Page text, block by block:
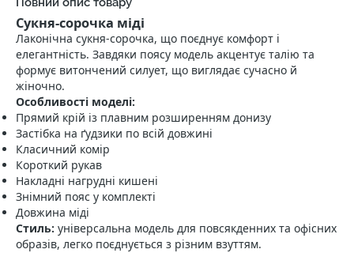
Сукня-сорочка міді
Лаконічна сукня-сорочка, що поєднує комфорт і
елегантність. Завдяки поясу модель акцентує талію та
формує витончений силует, що виглядає сучасно й
жіночно.
Особливості моделі:
Прямий крій із плавним розширенням донизу
Застібка на ґудзики по всій довжині
Класичний комір
Короткий рукав
Накладні нагрудні кишені
Знімний пояс у комплекті
Довжина міді
Стиль: універсальна модель для повсякденних та офісних
образів, легко поєднується з різним взуттям.